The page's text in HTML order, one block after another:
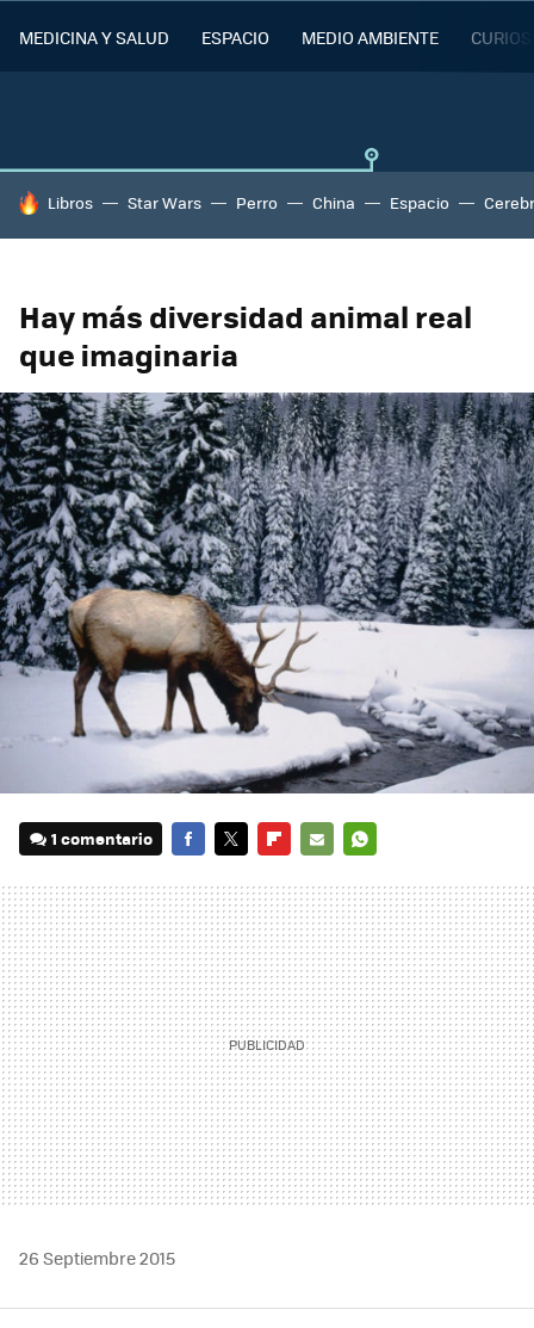
MEDICINA Y SALUD ESPACIO MEDIO AMBIENTE
HOY SE HABLA DE
Libros Star Wars Perro China Espacio
Hay más diversidad animal real
que imaginaria
1 comentario
MAIL
26 Septiembre 2015